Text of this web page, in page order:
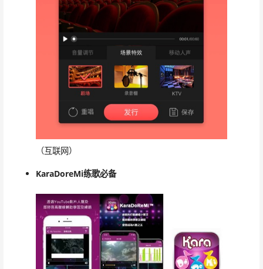
（互联网）
KaraDoreMi练歌必备